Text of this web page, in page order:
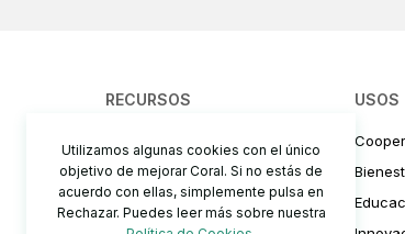
RECURSOS
Precios y comisiones
Cómo recaudar fondos
USOS
Utilizamos algunas cookies con el único
objetivo de mejorar Coral. Si no estás de
acuerdo con ellas, simplemente pulsa en
Rechazar. Puedes leer más sobre nuestra